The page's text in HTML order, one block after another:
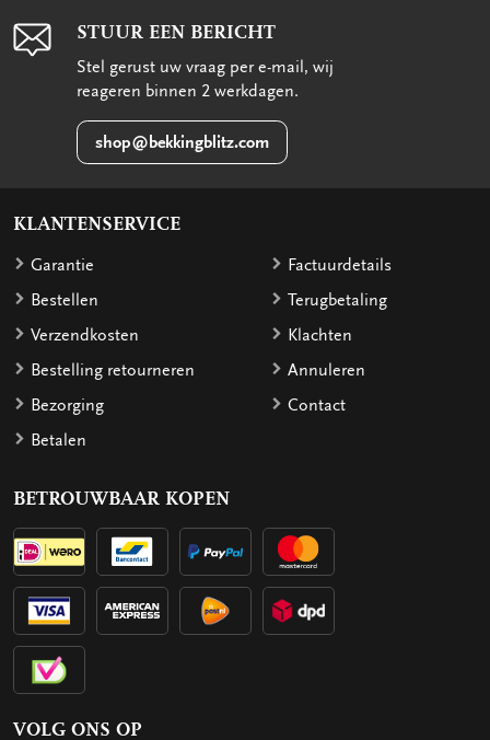
STUUR EEN BERICHT
Stel gerust uw vraag per e-mail, wij
reageren binnen 2 werkdagen.
shop@bekkingblitz.com
KLANTENSERVICE
Garantie
Bestellen
Verzendkosten
Bestelling retourneren
Bezorging
Betalen
Factuurdetails
Terugbetaling
Klachten
Annuleren
Contact
BETROUWBAAR KOPEN
VOLG ONS OP